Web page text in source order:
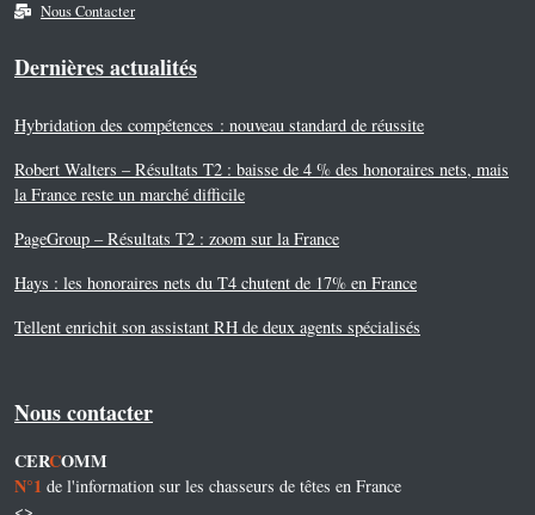
Nous Contacter
Dernières actualités
Hybridation des compétences : nouveau standard de réussite
Robert Walters – Résultats T2 : baisse de 4 % des honoraires nets, mais
la France reste un marché difficile
PageGroup – Résultats T2 : zoom sur la France
Hays : les honoraires nets du T4 chutent de 17% en France
Tellent enrichit son assistant RH de deux agents spécialisés
Nous contacter
CERCOMM
N°1 de l'information sur les chasseurs de têtes en France